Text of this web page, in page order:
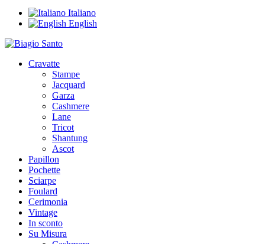
Italiano
English
Cravatte
Stampe
Jacquard
Garza
Cashmere
Lane
Tricot
Shantung
Ascot
Papillon
Pochette
Sciarpe
Foulard
Cerimonia
Vintage
In sconto
Su Misura